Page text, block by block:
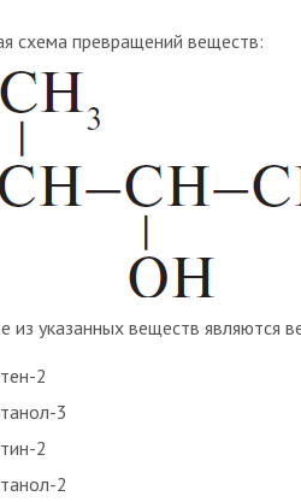
схема превращений веществ:
из указанных веществ являются
2
3
2
2